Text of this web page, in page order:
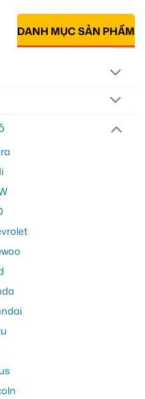
DANH MỤC SẢN PHẨM